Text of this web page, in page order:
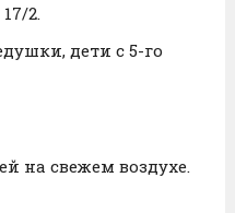
2.
дети с 5-го
на свежем воздухе.